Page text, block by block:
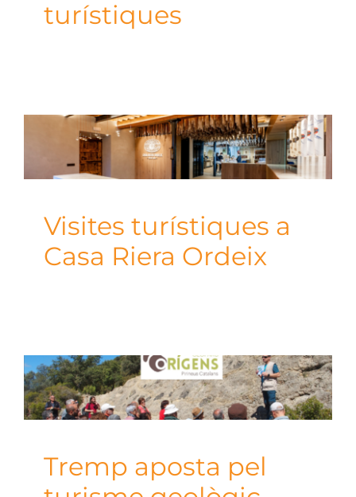
turístiques
Visites turístiques a
Casa Riera Ordeix
Tremp aposta pel